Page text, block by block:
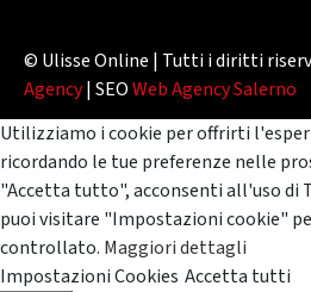
© Ulisse Online | Tutti i diritti
Agency| SEOWeb Agency Salerno
Utilizziamo i cookie per offrirti
ricordando le tue preferenze nelle
"Accetta tutto", acconsenti all'uso di
puoi visitare "Impostazioni cookie"
controllato. Maggiori dettagli
Impostazioni Cookies Accetta tutti